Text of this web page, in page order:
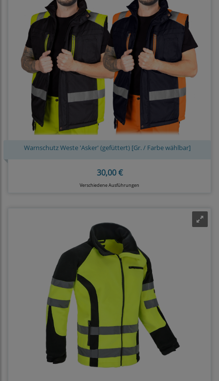
Warnschutz Weste 'Asker' (gefüttert) [Gr. / Farbe wählbar]
30,00 €
Verschiedene Ausführungen